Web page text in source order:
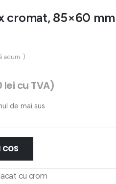
cromat, 85×60 mm
acum. )
lei cu TVA)
de mai sus
cu crom